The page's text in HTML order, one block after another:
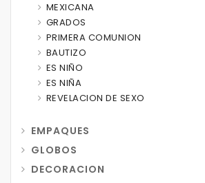
MEXICANA
GRADOS
PRIMERA COMUNION
BAUTIZO
ES NIÑO
ES NIÑA
REVELACION DE SEXO
EMPAQUES
GLOBOS
DECORACION